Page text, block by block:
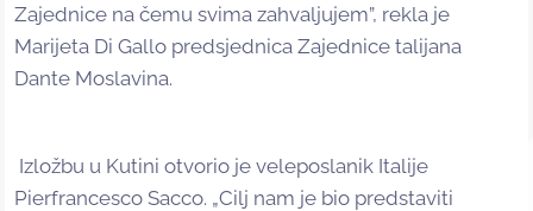
Zajednice na čemu svima zahvaljujem”, rekla je
Marijeta Di Gallo predsjednica Zajednice talijana
Dante Moslavina.
Izložbu u Kutini otvorio je veleposlanik Italije
Pierfrancesco Sacco. „Cilj nam je bio predstaviti